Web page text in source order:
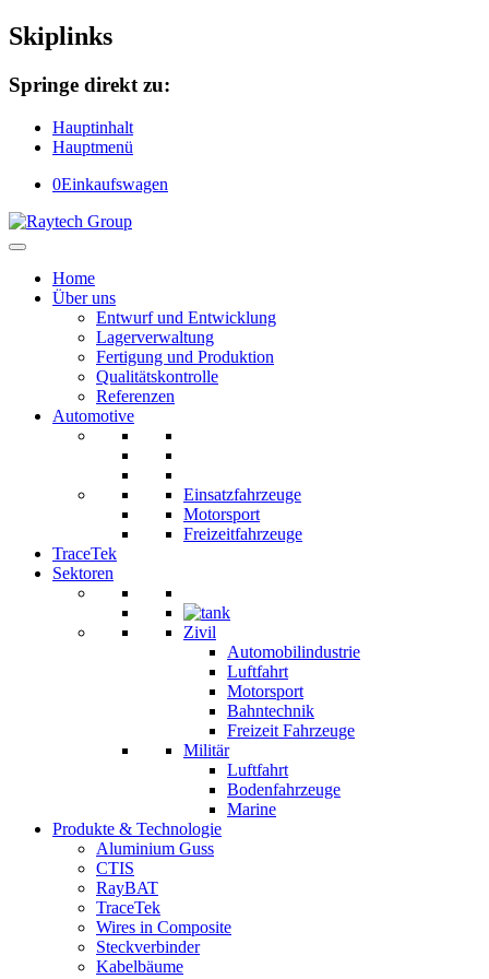
Skiplinks
Springe direkt zu:
Hauptinhalt
Hauptmenü
0Einkaufswagen
Home
Über uns
Entwurf und Entwicklung
Lagerverwaltung
Fertigung und Produktion
Qualitätskontrolle
Referenzen
Automotive
Einsatzfahrzeuge
Motorsport
Freizeitfahrzeuge
TraceTek
Sektoren
Zivil
Automobilindustrie
Luftfahrt
Motorsport
Bahntechnik
Freizeit Fahrzeuge
Militär
Luftfahrt
Bodenfahrzeuge
Marine
Produkte & Technologie
Aluminium Guss
CTIS
RayBAT
TraceTek
Wires in Composite
Steckverbinder
Kabelbäume